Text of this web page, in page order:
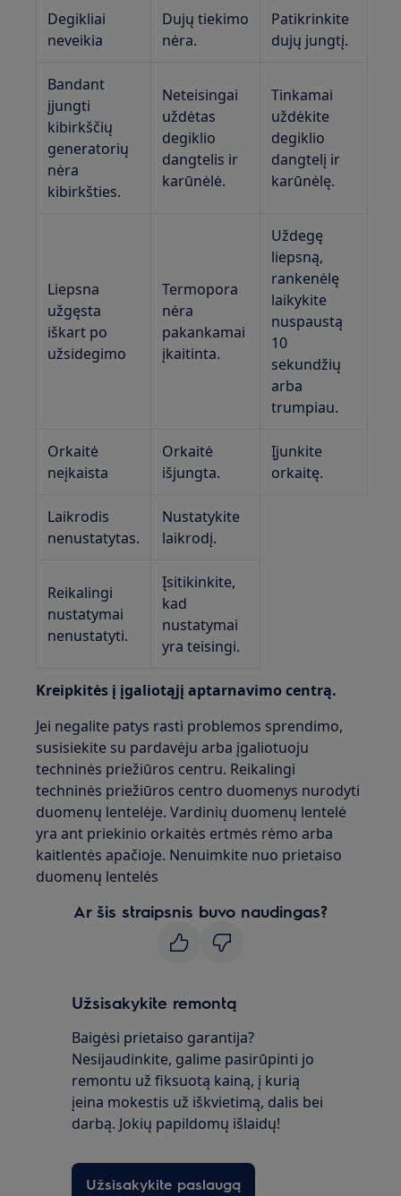
Degikliai
neveikia
Dujų tiekimo
nėra.
Patikrinkite
dujų jungtį.
Bandant
įjungti
kibirkščių
generatorių
nėra
kibirkšties.
Neteisingai
uždėtas
degiklio
dangtelis ir
karūnėlė.
Tinkamai
uždėkite
degiklio
dangtelį ir
karūnėlę.
Liepsna
užgęsta
iškart po
užsidegimo
Termopora
nėra
pakankamai
įkaitinta.
Uždegę
liepsną,
rankenėlę
laikykite
nuspaustą
10
sekundžių
arba
trumpiau.
Orkaitė
neįkaista
Orkaitė
išjungta.
Įjunkite
orkaitę.
Laikrodis
nenustatytas.
Nustatykite
laikrodį.
Reikalingi
nustatymai
nenustatyti.
Įsitikinkite,
kad
nustatymai
yra teisingi.
Kreipkitės į įgaliotąjį aptarnavimo centrą.
Jei negalite patys rasti problemos sprendimo,
susisiekite su pardavėju arba įgaliotuoju
techninės priežiūros centru. Reikalingi
techninės priežiūros centro duomenys nurodyti
duomenų lentelėje. Vardinių duomenų lentelė
yra ant priekinio orkaitės ertmės rėmo arba
kaitlentės apačioje. Nenuimkite nuo prietaiso
duomenų lentelės
Ar šis straipsnis buvo naudingas?
Užsisakykite remontą
Baigėsi prietaiso garantija?
Nesijaudinkite, galime pasirūpinti jo
remontu už fiksuotą kainą, į kurią
įeina mokestis už iškvietimą, dalis bei
darbą. Jokių papildomų išlaidų!
Užsisakykite paslaugą